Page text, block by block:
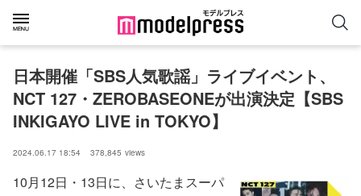
日本開催「SBS人気歌謡」ライブイベント、
NCT 127・ZEROBASEONEが出演決定【SBS
INKIGAYO LIVE in TOKYO】
2024.06.17 18:54 378,845 views
10⽉12⽇・13⽇に、さいたまスーパ